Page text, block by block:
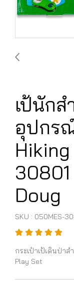
เป้นัก
อุปกร
Doug
SKU : 050MES-
กระเป๋าเป้เดินป่าส
Play Set